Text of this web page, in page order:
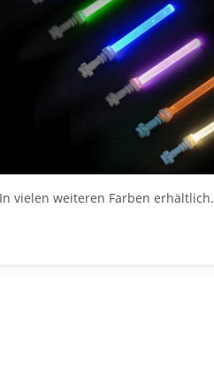
vielen weiteren Farben erhältlich.